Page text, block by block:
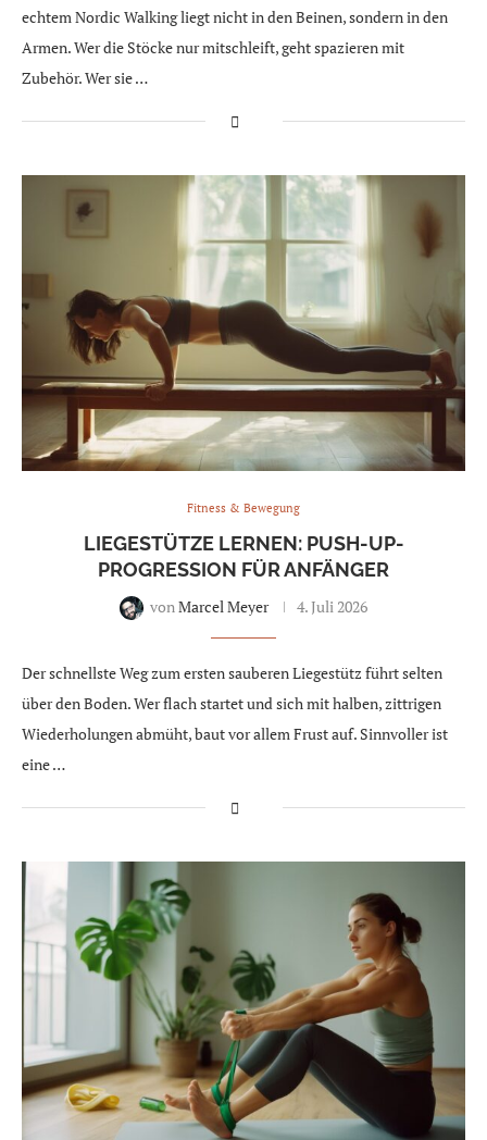
echtem Nordic Walking liegt nicht in den Beinen, sondern in den
Armen. Wer die Stöcke nur mitschleift, geht spazieren mit
Zubehör. Wer sie …
Fitness & Bewegung
LIEGESTÜTZE LERNEN: PUSH-UP-
PROGRESSION FÜR ANFÄNGER
von Marcel Meyer 4. Juli 2026
Der schnellste Weg zum ersten sauberen Liegestütz führt selten
über den Boden. Wer flach startet und sich mit halben, zittrigen
Wiederholungen abmüht, baut vor allem Frust auf. Sinnvoller ist
eine …